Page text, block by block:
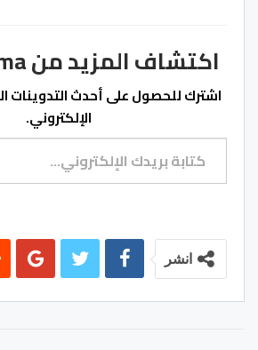
اكتشاف المزيد من azulpress.ma
اشترك للحصول على أحدث التدوينات
الإلكتروني.
كتابة بريدك الإلكتروني...
انشر